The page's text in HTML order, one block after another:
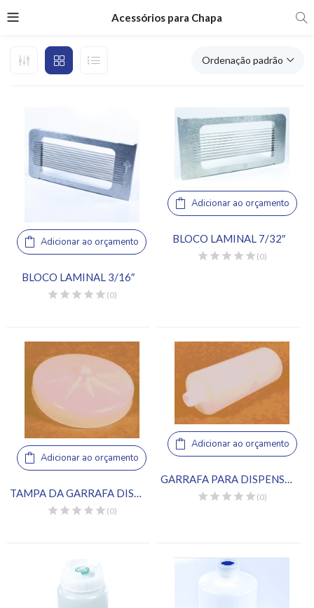
Acessórios para Chapa
Ordenação padrão
Adicionar ao orçamento
BLOCO LAMINAL 3/16″
(0)
Adicionar ao orçamento
BLOCO LAMINAL 7/32″
(0)
Adicionar ao orçamento
TAMPA DA GARRAFA DISPENSADORA DE MOLHO
(0)
Adicionar ao orçamento
GARRAFA PARA DISPENSADOR DE MOLHO
(0)